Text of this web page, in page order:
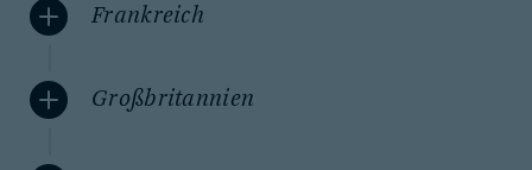
Frankreich
Großbritannien